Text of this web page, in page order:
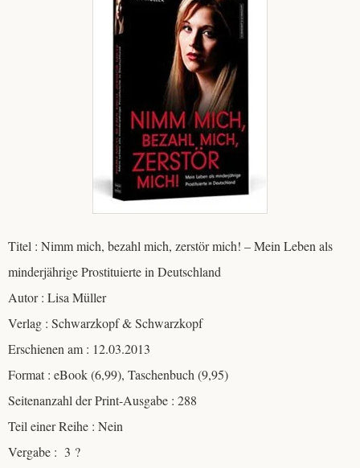
Titel : Nimm mich, bezahl mich, zerstör mich! – Mein Leben als
minderjährige Prostituierte in Deutschland
Autor : Lisa Müller
Verlag : Schwarzkopf & Schwarzkopf
Erschienen am : 12.03.2013
Format : eBook (6,99), Taschenbuch (9,95)
Seitenanzahl der Print-Ausgabe : 288
Teil einer Reihe : Nein
Vergabe : 3 ?